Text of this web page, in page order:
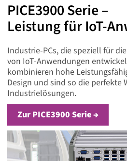
PICE3900 Serie –
Leistung für IoT-
Industrie-PCs, die speziell für
von IoT-Anwendungen
kombinieren hohe
Design und sind so die perfekte
Industrielösungen.
Zur PICE3900 Serie →